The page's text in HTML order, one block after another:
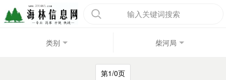
输入关键词搜索
类别 柴河局
第1/0页